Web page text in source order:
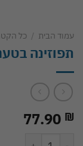
עמוד הבית / כל
תפוזינה בטעם תות
77.90 ₪
כמות של תפוזינה בטעם תות